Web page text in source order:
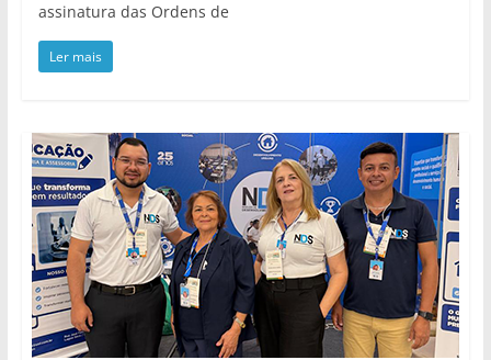
assinatura das Ordens de
Ler mais